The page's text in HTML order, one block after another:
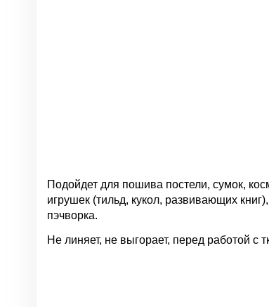
Подойдет для пошива постели, сумок,
игрушек (тильд, кукол, развивающих
пэчворка.
Не линяет, не выгорает, перед работой с